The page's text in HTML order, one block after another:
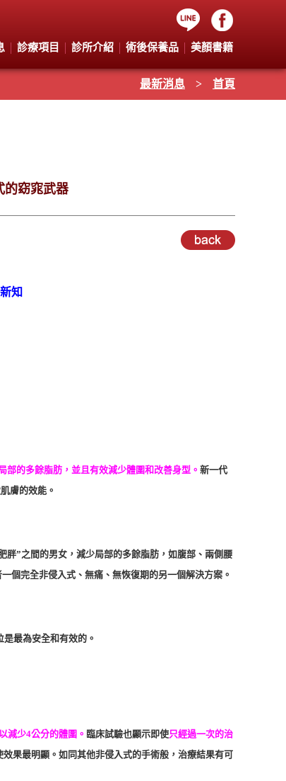
最新消息 > 首頁
的窈窕武器
知
部的多餘脂肪，並且有效減少體圍和改善身型。 新一代
膚的效能。
胖”之間的男女，減少局部的多餘脂肪，如腹部、兩側腰
個完全非侵入式、無痛、無恢復期的另一個解決方案。
最為安全和有效的。
減少4公分的體圍。 臨床試驗也顯示即使只經過一次的治
果最明顯。如同其他非侵入式的手術般，治療結果有可
診療項目 診所介紹 術後保養品 美顏書籍